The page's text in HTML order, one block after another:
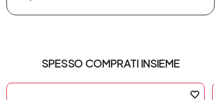
SPESSO COMPRATI INSIEME